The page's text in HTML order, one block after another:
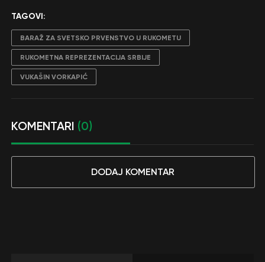
TAGOVI:
BARAŽ ZA SVETSKO PRVENSTVO U RUKOMETU
RUKOMETNA REPREZENTACIJA SRBIJE
VUKAŠIN VORKAPIĆ
KOMENTARI (0)
DODAJ KOMENTAR